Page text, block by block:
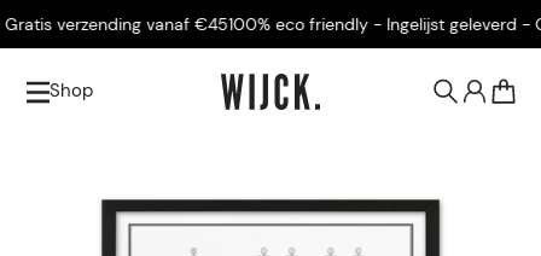
verzending vanaf €45100% eco friendly - Ingelijst geleverd -
Shop